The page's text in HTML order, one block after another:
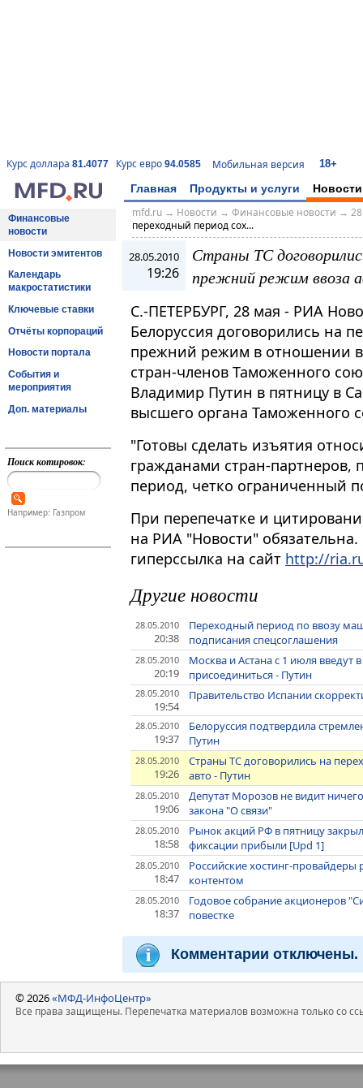
Курс доллара 81.4077 Курс евро 94.0585 Мобильная версия 18+
Главная Продукты и услуги Новости
Финансовые
новости
Новости эмитентов
Календарь
макростатистики
Ключевые ставки
Отчёты корпораций
Новости портала
События и
мероприятия
Доп. материалы
Поиск котировок:
Например: Газпром
mfd.ru→ Новости → Финансовые новости →
переходный период сох...
28.05.2010
19:26
Страны ТС
прежний режим ввоза
С.-ПЕТЕРБУРГ, 28 мая - РИА
Белоруссия договорились на
прежний режим в отношении
стран-членов Таможенного
Владимир Путин в пятницу в
высшего органа Таможенного
"Готовы сделать изъятия
гражданами стран-
период, четко ограниченный
При перепечатке и
на РИА "Новости"
гиперссылка на сайт http://
Другие новости
28.05.2010
20:38
Переходный период по ввозу
подписания спецсоглашения
28.05.2010
20:19
Москва и Астана с 1 июля
присоединиться - Путин
28.05.2010
19:54
Правительство Испании
28.05.2010
19:37
Белоруссия подтвердила
Путин
28.05.2010
19:26
Страны ТС договорились на
авто - Путин
28.05.2010
19:06
Депутат Морозов не видит
закона "О связи"
28.05.2010
18:58
Рынок акций РФ в пятницу
фиксации прибыли [Upd 1]
28.05.2010
18:47
Российские хостинг-
контентом
28.05.2010
18:37
Годовое собрание акционеров
повестке
Комментарии отключены.
© 2026«МФД-ИнфоЦентр»
Все права защищены. Перепечатка материалов возможна только со